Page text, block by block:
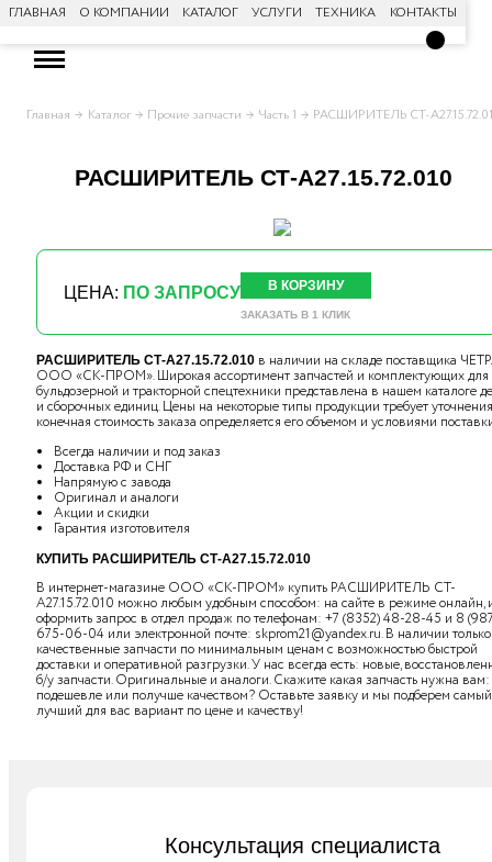
ГЛАВНАЯ О КОМПАНИИ КАТАЛОГ УСЛУГИ ТЕХНИКА КОНТАКТЫ
Главная Каталог Прочие запчасти Часть 1 РАСШИРИТЕЛЬ СТ-
РАСШИРИТЕЛЬ СТ-А27.15.72.010
ЦЕНА: ПО ЗАПРОСУ В КОРЗИНУ
ЗАКАЗАТЬ В 1 КЛИК
РАСШИРИТЕЛЬ СТ-А27.15.72.010в наличии на складе поставщика
ООО «СК-ПРОМ». Широкая ассортимент запчастей и комплектующих для
бульдозерной и тракторной спецтехники представлена в нашем каталоге
и сборочных единиц. Цены на некоторые типы продукции требует
конечная стоимость заказа определяется его объемом и условиями
Всегда наличии и под заказ
Доставка РФ и СНГ
Напрямую с завода
Оригинал и аналоги
Акции и скидки
Гарантия изготовителя
КУПИТЬ РАСШИРИТЕЛЬ СТ-А27.15.72.010
В интернет-магазине ООО «СК-ПРОМ» купить РАСШИРИТЕЛЬ СТ-
А27.15.72.010 можно любым удобным способом: на сайте в режиме онлайн,
оформить запрос в отдел продаж по телефонам: +7 (8352) 48-28-45 и 8
675-06-04 или электронной почте: skprom21@yandex.ru. В наличии только
качественные запчасти по минимальным ценам с возможностью быстрой
доставки и оперативной разгрузки. У нас всегда есть: новые,
б/у запчасти. Оригинальные и аналоги. Скажите какая запчасть нужна вам:
подешевле или получше качеством? Оставьте заявку и мы подберем самый
лучший для вас вариант по цене и качеству!
Консультация специалиста